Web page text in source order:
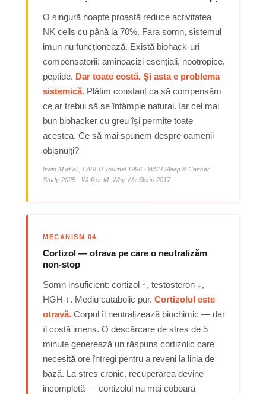
O singură noapte proastă reduce activitatea
NK cells cu până la 70%. Fara somn, sistemul
imun nu funcționează. Există biohack-uri
compensatorii: aminoacizi esențiali, nootropice,
peptide. Dar toate costă. Și asta e problema
sistemică. Plătim constant ca să compensăm
ce ar trebui să se întâmple natural. Iar cel mai
bun biohacker cu greu își permite toate
acestea. Ce să mai spunem despre oamenii
obișnuiți?
Irwin M et al., FASEB Journal 1996 · WSU Sleep & Cancer
Study 2025 · Walker M, Why We Sleep 2017
MECANISM 04
Cortizol — otrava pe care o neutralizăm
non-stop
Somn insuficient: cortizol ↑, testosteron ↓,
HGH ↓. Mediu catabolic pur. Cortizolul este
otravă. Corpul îl neutralizează biochimic — dar
îl costă imens. O descărcare de stres de 5
minute generează un răspuns cortizolic care
necesită ore întregi pentru a reveni la linia de
bază. La stres cronic, recuperarea devine
incompletă — cortizolul nu mai coboară